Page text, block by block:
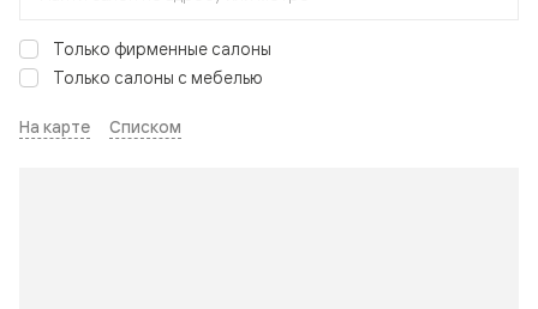
Только фирменные салоны
Только салоны с мебелью
На карте Списком